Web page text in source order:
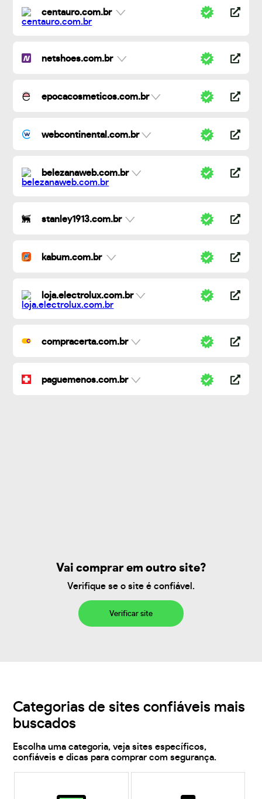
centauro.com.br
netshoes.com.br
epocacosmeticos.com.br
webcontinental.com.br
belezanaweb.com.br
stanley1913.com.br
kabum.com.br
loja.electrolux.com.br
compracerta.com.br
paguemenos.com.br
Vai comprar em outro site?
Verifique se o site é confiável.
Verificar site
Categorias de sites confiáveis mais
buscados
Escolha uma categoria, veja sites específicos,
confiáveis e dicas para comprar com segurança.